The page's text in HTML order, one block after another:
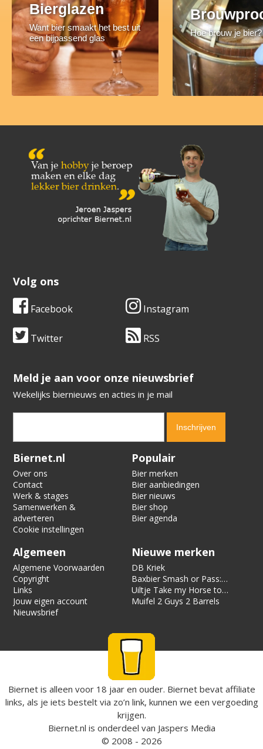
Bierglazen
Want bier smaakt het best uit
een bijpassend glas
Hoe brouw je bier?
Volg ons
Facebook Instagram
Twitter RSS
​​​​​​​Meld je aan voor onze nieuwsbrief
Wekelijks biernieuws en acties in je mail
Verification code:
Biernet.nl
Over ons
Contact
Werk & stages
Samenwerken &
adverteren
Cookie instellingen
Populair
Bier merken
Bier aanbiedingen
Bier nieuws
Bier shop
Bier agenda
Algemeen
Algemene Voorwaarden
Copyright
Links
Jouw eigen account
Nieuwsbrief
Nieuwe merken
DB Kriek
Baxbier Smash or Pass:
Strata
Uiltje Take my Horse to
the Hotel Room
Muifel 2 Guys 2 Barrels
Biernet is alleen voor 18 jaar en ouder. Biernet bevat affiliate
links, als je iets bestelt via zo’n link, kunnen we een vergoeding
krijgen.
Biernet.nl is onderdeel van Jaspers Media
© 2008 - 2026